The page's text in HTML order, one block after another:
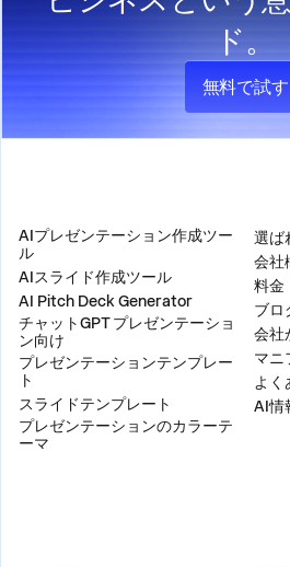
ド。
無料で試す
AIプレゼンテーション作成ツー
ル
AIスライド作成ツール
AI Pitch Deck Generator
チャットGPT プレゼンテーショ
ン向け
プレゼンテーションテンプレー
ト
スライドテンプレート
プレゼンテーションのカラーテ
ーマ
選ば
会社
料金
ブロ
会社
マニ
よく
AI情